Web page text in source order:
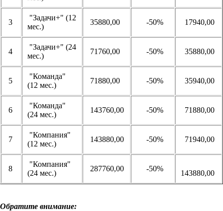
3
"Задачи+" (12
мес.)
35880,00 -50% 17940,00
4
"Задачи+" (24
мес.)
71760,00 -50% 35880,00
5
"Команда"
(12 мес.)
71880,00 -50% 35940,00
6
"Команда"
(24 мес.)
143760,00 -50% 71880,00
7
"Компания"
(12 мес.)
143880,00 -50% 71940,00
8
"Компания"
(24 мес.)
287760,00 -50%
143880,00
Обратите внимание: